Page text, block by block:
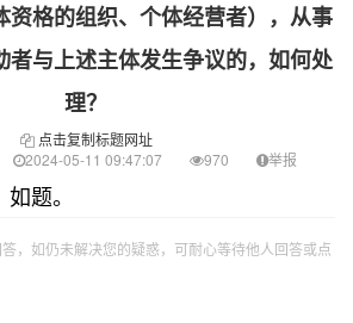
资格的组织、个体经营者），从事
者与上述主体发生争议的，如何处
理？
点击复制标题网址
2024-05-11 09:47:07 970 举报
题。
，如仍未解决您的疑惑，可耐心等待他人回答或点